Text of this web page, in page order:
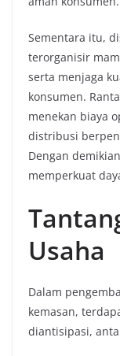
Sementara itu,
terorganisir
serta menjaga
konsumen.
menekan biaya
distribusi
Dengan
memperkuat
Usaha
Dalam
kemasan,
diantisipasi,